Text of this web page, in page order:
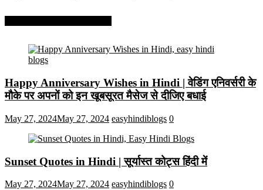
Happy Anniversary Wishes in Hindi | वेडिंग एनिवर्सरी के
मौके पर अपनों को इन खूबसूरत मैसेज से दीजिए बधाई
May 27, 2024May 27, 2024 easyhindiblogs 0
Sunset Quotes in Hindi | सूर्यास्त कोट्स हिंदी में
May 27, 2024May 27, 2024 easyhindiblogs 0